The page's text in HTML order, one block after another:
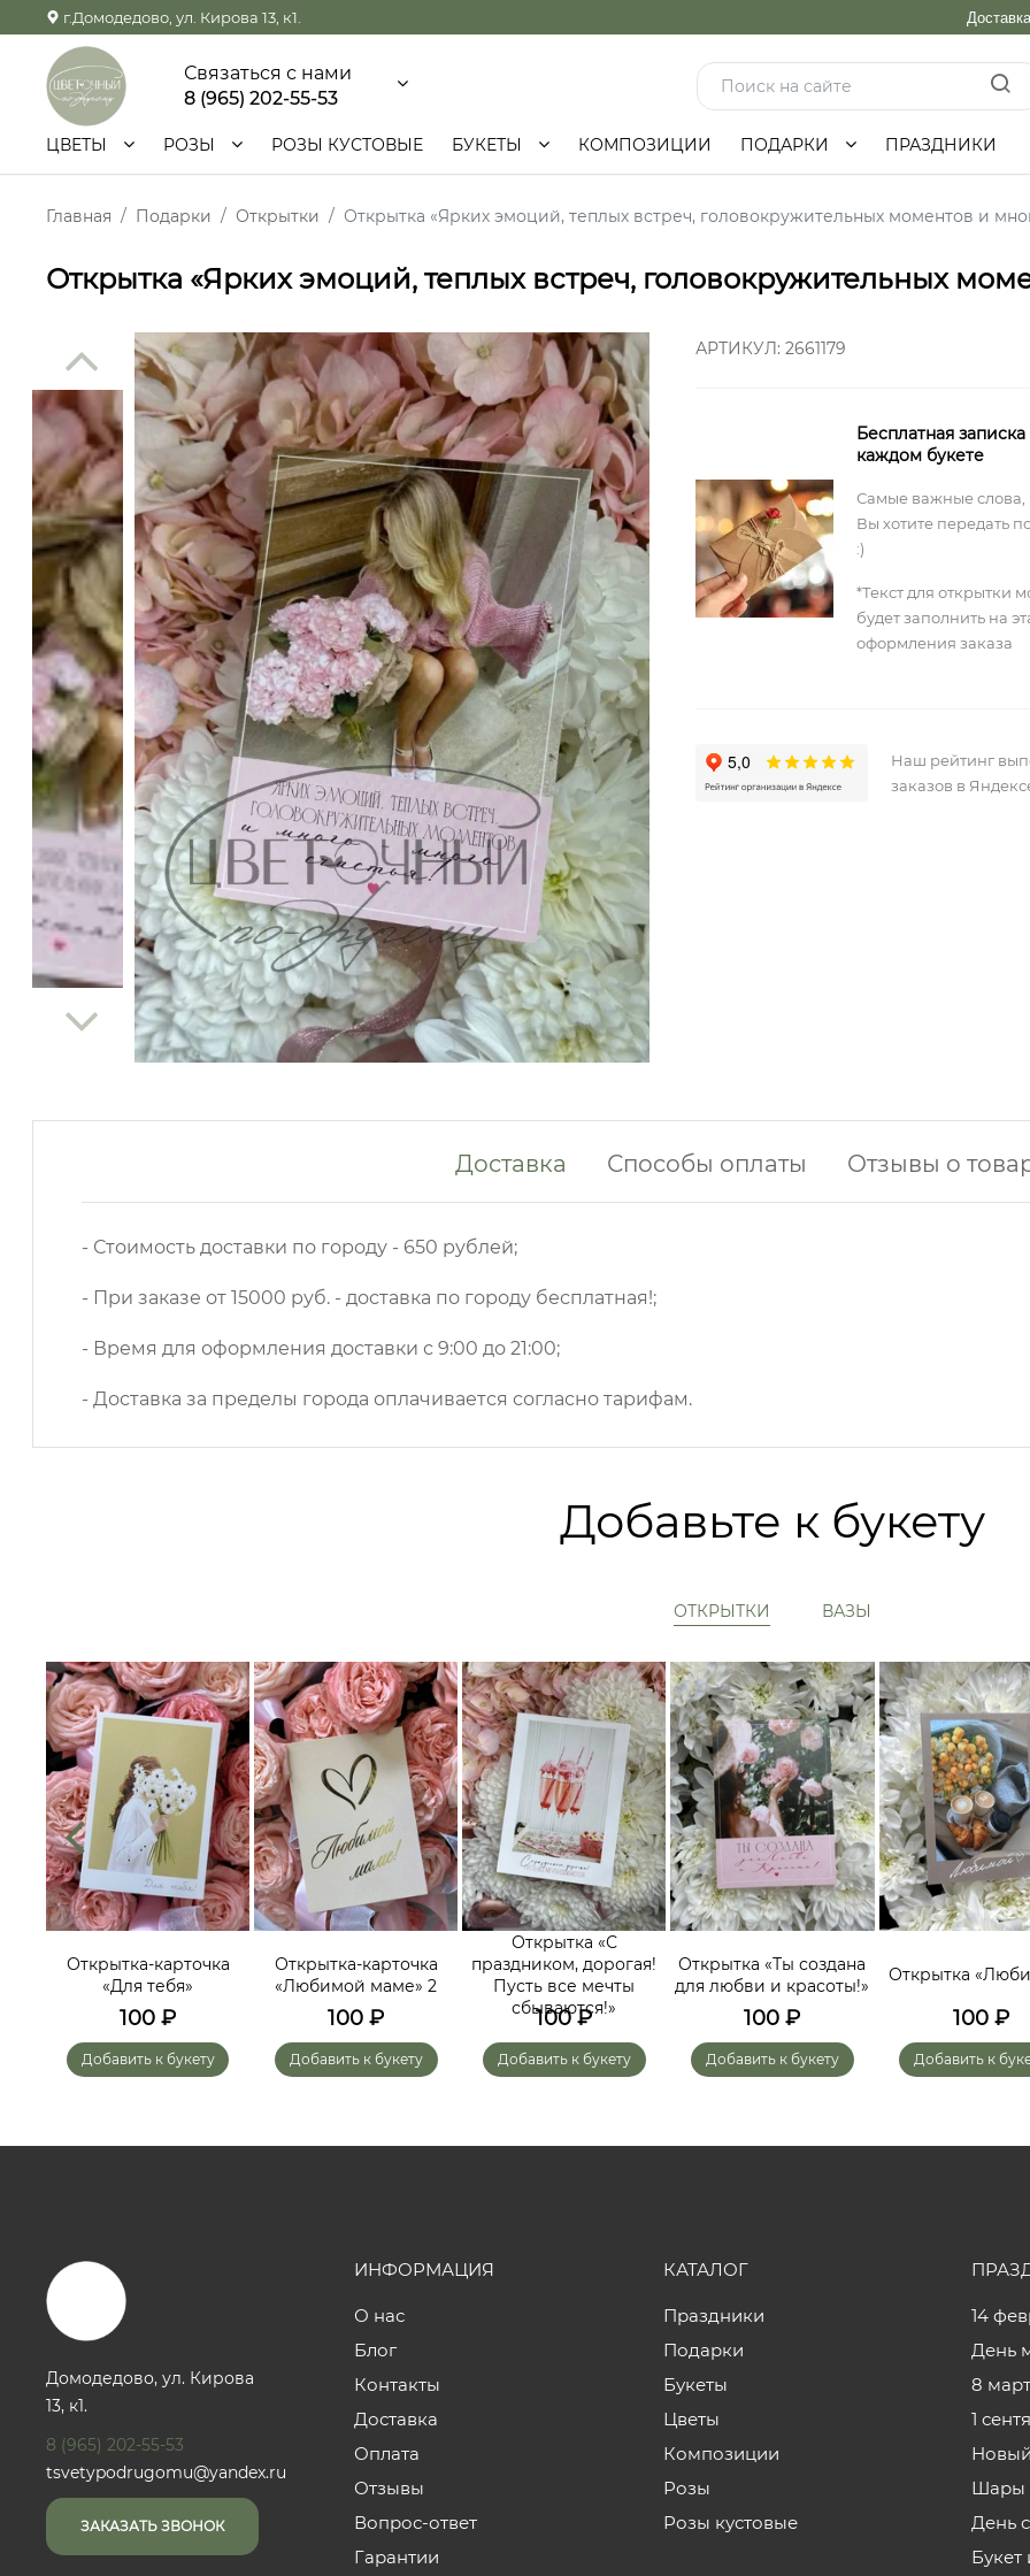
г.Домодедово, ул. Кирова 13, к1. Доставка
Связаться с нами
8 (965) 202-55-53
ЦВЕТЫ РОЗЫ РОЗЫ КУСТОВЫЕ БУКЕТЫ КОМПОЗИЦИИ ПОДАРКИ ПРАЗДНИКИ
Главная Подарки Открытки Открытка «Ярких эмоций, теплых встреч, головокружительных моментов и
Открытка «Ярких эмоций, теплых встреч, головокружительных
АРТИКУЛ: 2661179
Бесплатная записка
каждом букете
Самые важные слова,
Вы хотите передать
:)
*Текст для открытки
будет заполнить на
оформления заказа
Наш рейтинг
заказов в
Доставка Способы оплаты Отзывы о
- Стоимость доставки по городу - 650 рублей;
- При заказе от 15000 руб. - доставка по городу бесплатная!;
- Время для оформления доставки с 9:00 до 21:00;
- Доставка за пределы города оплачивается согласно тарифам.
Добавьте к букету
ОТКРЫТКИ ВАЗЫ
Открытка-карточка
«Для тебя»
100 ₽
Добавить к букету
Открытка-карточка
«Любимой маме» 2
100 ₽
Добавить к букету
Открытка «С
праздником, дорогая!
Пусть все мечты
сбываются!»
100₽
Добавить к букету
Открытка «Ты создана
для любви и красоты!»
100 ₽
Добавить к букету
Открытка
100₽
Добавить к
Домодедово, ул. Кирова
13, к1.
8 (965) 202-55-53
tsvetypodrugomu@yandex.ru
ЗАКАЗАТЬ ЗВОНОК
ИНФОРМАЦИЯ
О нас
Блог
Контакты
Доставка
Оплата
Отзывы
Вопрос-ответ
Гарантии
КАТАЛОГ
Праздники
Подарки
Букеты
Цветы
Композиции
Розы
Розы кустовые
14
День
8
1
Шары
День
Букет